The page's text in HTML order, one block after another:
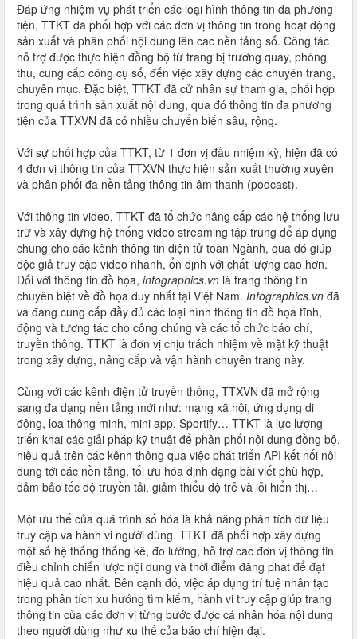
Đáp ứng nhiệm vụ phát triển các loại hình thông tin đa phương
tiện, TTKT đã phối hợp với các đơn vị thông tin trong hoạt động
sản xuất và phân phối nội dung lên các nền tảng số. Công tác
hỗ trợ được thực hiện đồng bộ từ trang bị trường quay, phòng
thu, cung cấp công cụ số, đến việc xây dựng các chuyên trang,
chuyên mục. Đặc biệt, TTKT đã cử nhân sự tham gia, phối hợp
trong quá trình sản xuất nội dung, qua đó thông tin đa phương
tiện của TTXVN đã có nhiều chuyển biến sâu, rộng.
Với sự phối hợp của TTKT, từ 1 đơn vị đầu nhiệm kỳ, hiện đã có
4 đơn vị thông tin của TTXVN thực hiện sản xuất thường xuyên
và phân phối đa nền tảng thông tin âm thanh (podcast).
Với thông tin video, TTKT đã tổ chức nâng cấp các hệ thống lưu
trữ và xây dựng hệ thống video streaming tập trung để áp dụng
chung cho các kênh thông tin điện tử toàn Ngành, qua đó giúp
độc giả truy cập video nhanh, ổn định với chất lượng cao hơn.
Đối với thông tin đồ họa, infographics.vn là trang thông tin
chuyên biệt về đồ họa duy nhất tại Việt Nam. Infographics.vn đã
và đang cung cấp đầy đủ các loại hình thông tin đồ họa tĩnh,
động và tương tác cho công chúng và các tổ chức báo chí,
truyền thông. TTKT là đơn vị chịu trách nhiệm về mặt kỹ thuật
trong xây dựng, nâng cấp và vận hành chuyên trang này.
Cùng với các kênh điện tử truyền thống, TTXVN đã mở rộng
sang đa dạng nền tảng mới như: mạng xã hội, ứng dụng di
động, loa thông minh, mini app, Sportify… TTKT là lực lượng
triển khai các giải pháp kỹ thuật để phân phối nội dung đồng bộ,
hiệu quả trên các kênh thông qua việc phát triển API kết nối nội
dung tới các nền tảng, tối ưu hóa định dạng bài viết phù hợp,
đảm bảo tốc độ truyền tải, giảm thiểu độ trễ và lỗi hiển thị…
Một ưu thế của quá trình số hóa là khả năng phân tích dữ liệu
truy cập và hành vi người dùng. TTKT đã phối hợp xây dựng
một số hệ thống thống kê, đo lường, hỗ trợ các đơn vị thông tin
điều chỉnh chiến lược nội dung và thời điểm đăng phát để đạt
hiệu quả cao nhất. Bên cạnh đó, việc áp dụng trí tuệ nhân tạo
trong phân tích xu hướng tìm kiếm, hành vi truy cập giúp trang
thông tin của các đơn vị từng bước được cá nhân hóa nội dung
theo người dùng như xu thế của báo chí hiện đại.